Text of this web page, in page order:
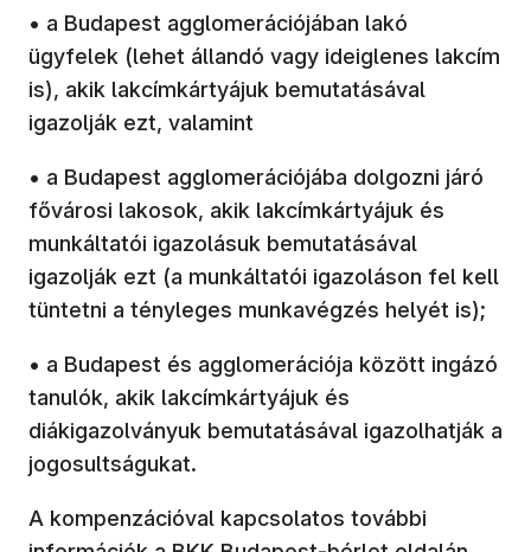
• a Budapest agglomerációjában lakó
ügyfelek (lehet állandó vagy ideiglenes lakcím
is), akik lakcímkártyájuk bemutatásával
igazolják ezt, valamint
• a Budapest agglomerációjába dolgozni járó
fővárosi lakosok, akik lakcímkártyájuk és
munkáltatói igazolásuk bemutatásával
igazolják ezt (a munkáltatói igazoláson fel kell
tüntetni a tényleges munkavégzés helyét is);
• a Budapest és agglomerációja között ingázó
tanulók, akik lakcímkártyájuk és
diákigazolványuk bemutatásával igazolhatják a
jogosultságukat.
A kompenzációval kapcsolatos további